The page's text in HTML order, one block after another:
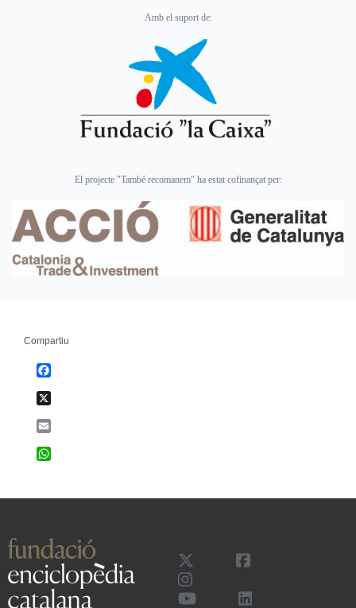
Amb el suport de:
El projecte "També recomanem" ha estat cofinançat per:
Compartiu